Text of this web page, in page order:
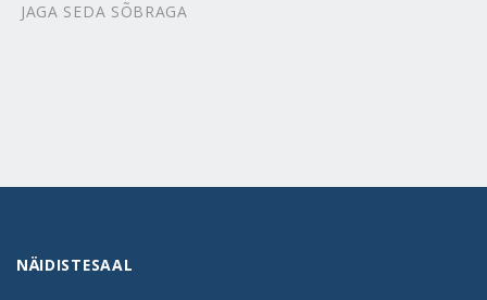
JAGA SEDA SÕBRAGA
NÄIDISTESAAL